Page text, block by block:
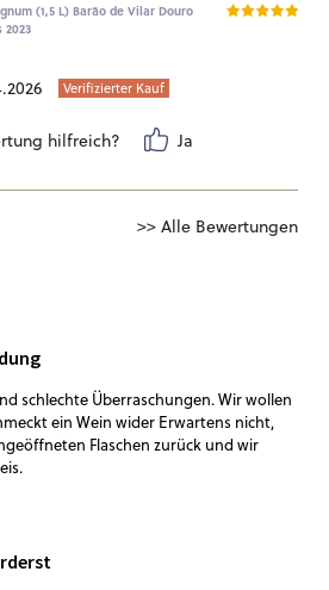
(1,5 L) Barão de Vilar Douro
2023
Verifizierter Kauf
hilfreich? Ja
>> Alle Bewertungen
schlechte Überraschungen. Wir wollen
ein Wein wider Erwartens nicht,
Flaschen zurück und wir